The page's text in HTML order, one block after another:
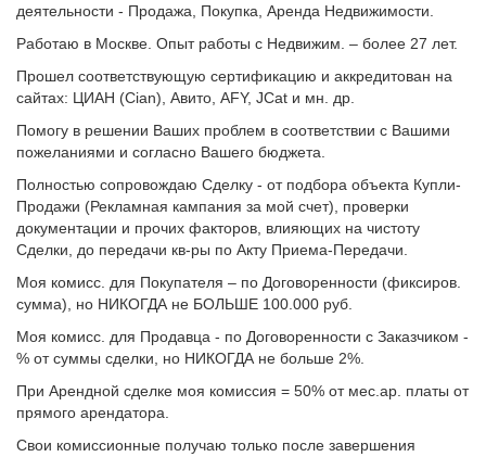
деятельности - Продажа, Покупка, Аренда Недвижимости.
Работаю в Москве. Опыт работы с Недвижим. – более 27 лет.
Прошел соответствующую сертификацию и аккредитован на
сайтах: ЦИАН (Cian), Авито, AFY, JCat и мн. др.
Помогу в решении Ваших проблем в соответствии с Вашими
пожеланиями и согласно Вашего бюджета.
Полностью сопровождаю Сделку - от подбора объекта Купли-
Продажи (Рекламная кампания за мой счет), проверки
документации и прочих факторов, влияющих на чистоту
Сделки, до передачи кв-ры по Акту Приема-Передачи.
Моя комисс. для Покупателя – по Договоренности (фиксиров.
сумма), но НИКОГДА не БОЛЬШЕ 100.000 руб.
Моя комисс. для Продавца - по Договоренности с Заказчиком -
% от суммы сделки, но НИКОГДА не больше 2%.
При Арендной сделке моя комиссия = 50% от мес.ар. платы от
прямого арендатора.
Свои комиссионные получаю только после завершения